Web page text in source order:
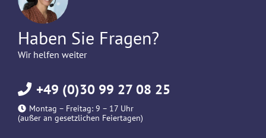
Haben Sie Fragen?
Wir helfen weiter
+49 (0)30 99 27 08 25
Montag – Freitag: 9 – 17 Uhr
(außer an gesetzlichen Feiertagen)